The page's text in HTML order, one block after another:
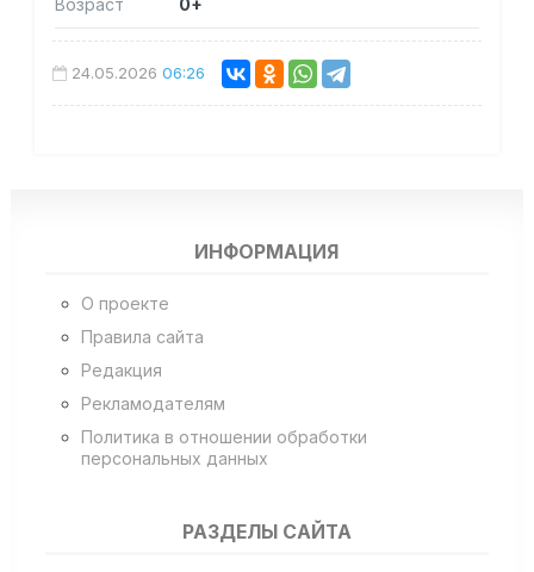
Возраст 0+
24.05.2026 06:26
ИНФОРМАЦИЯ
О проекте
Правила сайта
Редакция
Рекламодателям
Политика в отношении обработки
персональных данных
РАЗДЕЛЫ САЙТА